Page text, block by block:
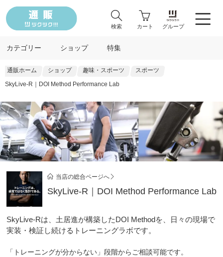
検索 カート グループ
カテゴリー ショップ 特集
通販ホーム ショップ 趣味・スポーツ
スポーツ
SkyLive-R｜DOI Method Performance Lab
当店の総合ページへ
SkyLive-R｜DOI Method Performance Lab
SkyLive-Rは、土居進が構築したDOI Methodを、日々の現場で
実装・検証し続けるトレーニングラボです。
「トレーニングが分からない」段階からご相談可能です。